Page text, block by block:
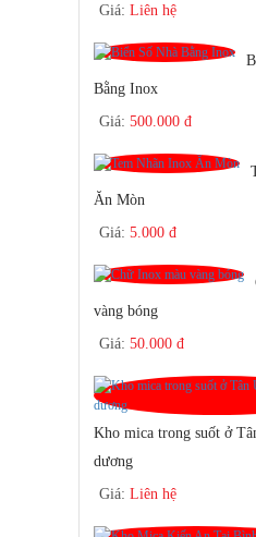
Giá: Liên hệ
Bằng Inox
Giá: 500.000 đ
Ăn Mòn
Giá: 5.000 đ
vàng bóng
Giá: 50.000 đ
Kho mica trong suốt ở
dương
Giá: Liên hệ